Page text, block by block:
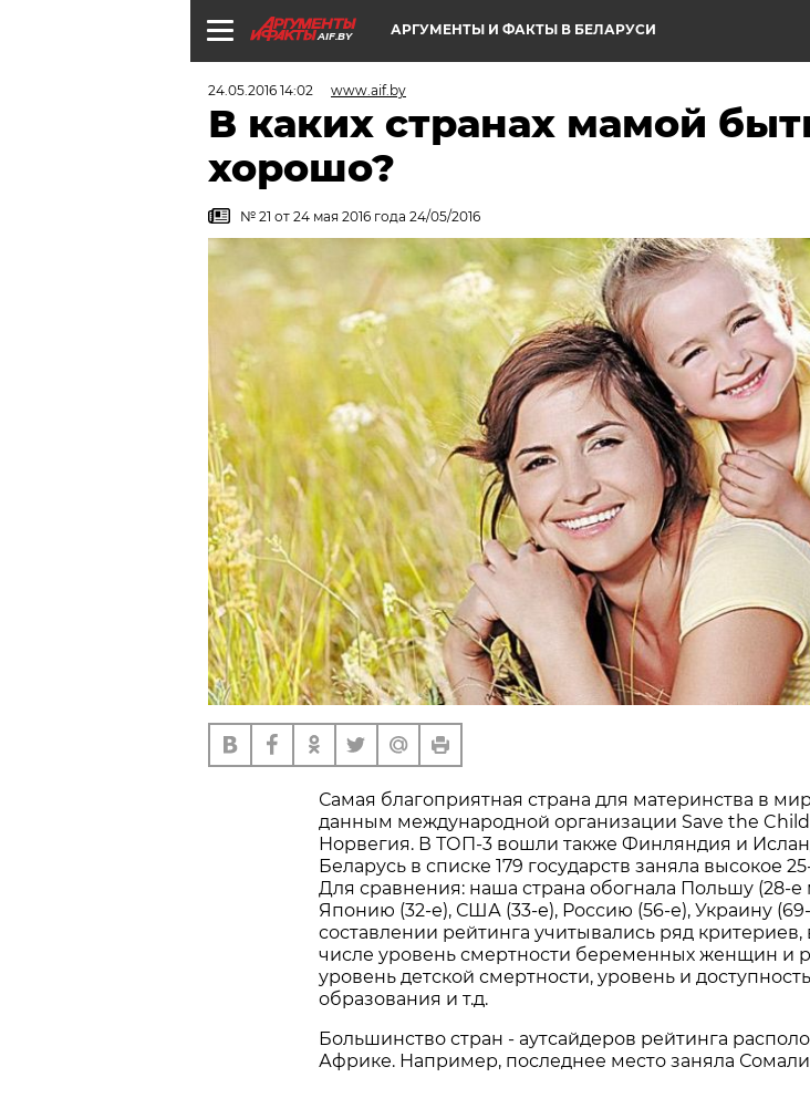
AIF.BY АРГУМЕНТЫ И ФАКТЫ В БЕЛАРУСИ
24.05.2016 14:02 www.aif.by
В каких странах мамой
хорошо?
№ 21 от 24 мая 2016 года 24/05/2016
Самая благоприятная страна для материнства в
данным международной организации Save the
Норвегия. В ТОП-3 вошли также Финляндия и
Беларусь в списке 179 государств заняла высокое
Для сравнения: наша страна обогнала Польшу (28-е
Японию (32-е), США (33-е), Россию (56-е), Украину
составлении рейтинга учитывались ряд критериев,
числе уровень смертности беременных женщин и
уровень детской смертности, уровень и доступность
образования и т.д.
Большинство стран - аутсайдеров рейтинга
Африке. Например, последнее место заняла